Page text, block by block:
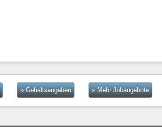
» Gehaltsangaben » Mehr Jobangebote